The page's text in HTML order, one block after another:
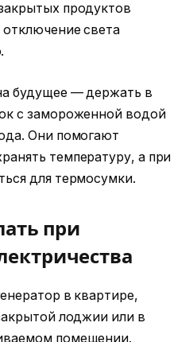
продуктов
отключение света
будущее — держать в
с замороженной водой
Они помогают
температуру, а при
для термосумки.
при
в квартире,
лоджии или в
помещении.